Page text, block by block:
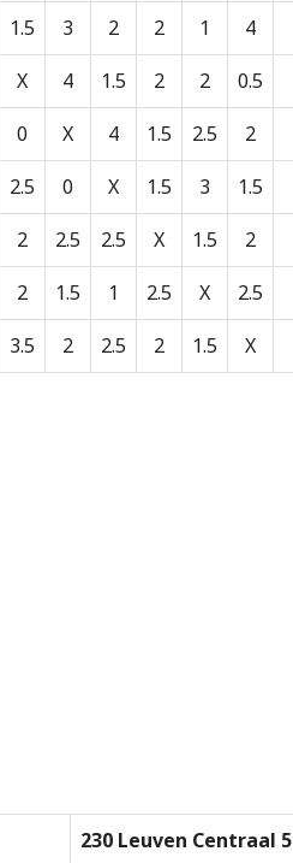
1.5 3 2 2 1 4
X 4 1.5 2 2 0.5
0 X 4 1.5 2.5 2
2.5 0 X 1.5 3 1.5
2 2.5 2.5 X 1.5 2
2 1.5 1 2.5 X 2.5
3.5 2 2.5 2 1.5 X
230 Leuven Centraal 5